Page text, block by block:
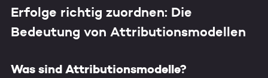
Erfolge richtig zuordnen: Die
Bedeutung von Attributionsmodellen
Was sind Attributionsmodelle?